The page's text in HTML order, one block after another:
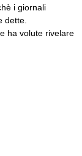
i giornali
dette.
ha volute rivelare